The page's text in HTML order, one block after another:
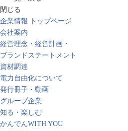
閉じる
企業情報 トップページ
会社案内
経営理念・経営計画・
ブランドステートメント
資材調達
電力自由化について
発行冊子・動画
グループ企業
知る・楽しむ
かんでんWITH YOU